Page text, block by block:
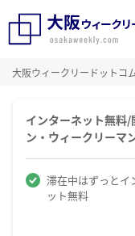
大阪ウィークリードットコ
インターネット無料
ン・ウィークリーマ
滞在中はずっとイ
ット無料